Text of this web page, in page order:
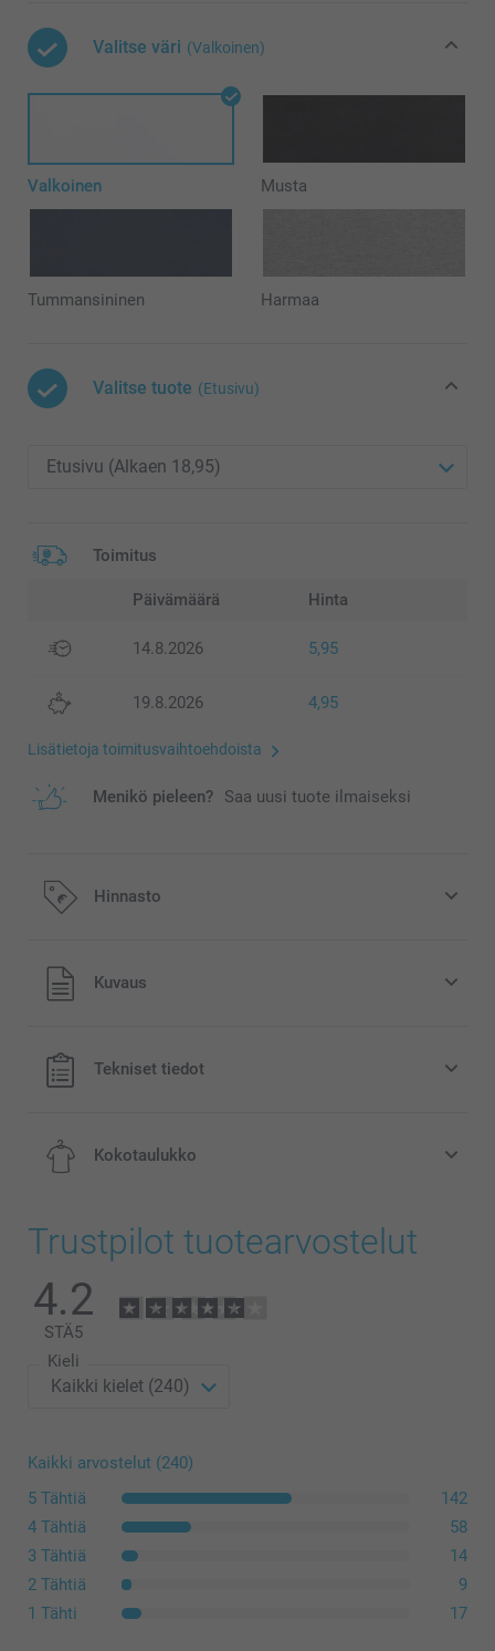
Valitse väri (Valkoinen)
Valkoinen Musta
Tummansininen Harmaa
Valitse tuote (Etusivu)
Toimitus
Päivämäärä Hinta
14.8.2026 5,95
19.8.2026 4,95
Lisätietoja toimitusvaihtoehdoista
Menikö pieleen? Saa uusi tuote ilmaiseksi
Hinnasto
Kaikki hinnat ovat euroina, sisältävät arvonlisäveron ja
eivät sisällä postikuluja.
Kuvaus
Tekniset tiedot
Silitys
Kemiallinen pesu
Kokotaulukko
45,5 cm
Trustpilot tuotearvostelut
4.2
STÄ5
Kieli
Kaikki arvostelut (240)
5 Tähtiä
142
4 Tähtiä
58
3 Tähtiä
14
2 Tähtiä
9
1 Tähti
17